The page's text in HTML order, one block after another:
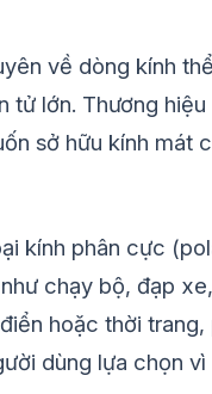
về dòng kính
lớn. Thương
sở hữu kính mát
kính phân cực
chạy bộ, đạp
hoặc thời
dùng lựa chọn